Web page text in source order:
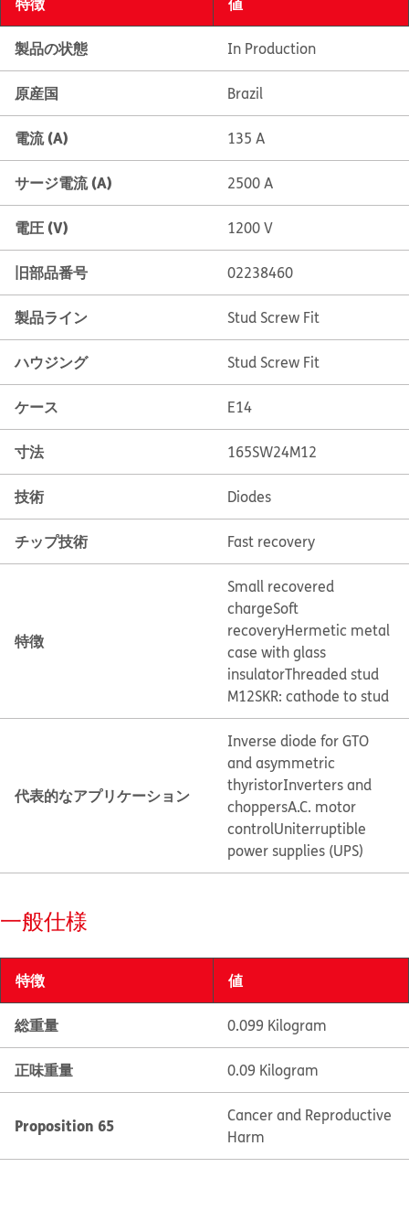
製品の状態 In Production
原産国 Brazil
電流 (A) 135 A
サージ電流 (A) 2500 A
電圧 (V) 1200 V
旧部品番号 02238460
製品ライン Stud Screw Fit
ハウジング Stud Screw Fit
ケース E14
寸法 165SW24M12
技術 Diodes
チップ技術 Fast recovery
特徴
Small recovered
chargeSoft
recoveryHermetic metal
case with glass
insulatorThreaded stud
M12SKR: cathode to stud
代表的なアプリケーション
Inverse diode for GTO
and asymmetric
thyristorInverters and
choppersA.C. motor
controlUniterruptible
power supplies (UPS)
一般仕様
特徴 値
総重量 0.099 Kilogram
正味重量 0.09 Kilogram
Proposition 65
Cancer and Reproductive
Harm